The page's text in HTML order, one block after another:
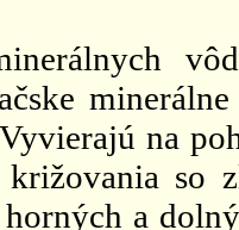
na
so
a